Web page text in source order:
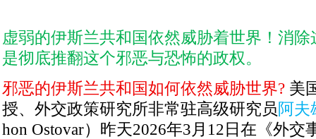
虚弱的伊斯兰共和国依然威胁着世界！消
是彻底推翻这个邪恶与恐怖的政权。
邪恶的伊斯兰共和国如何依然威胁世界? 美
授、外交政策研究所非常驻高级研究员阿夫
hon Ostovar）昨天2026年3月 12日在《外交